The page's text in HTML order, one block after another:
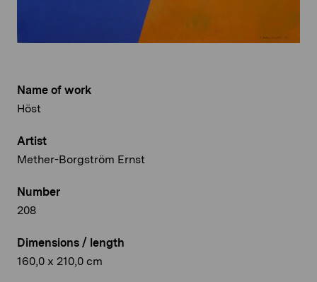
Name of work
Höst
Artist
Mether-Borgström Ernst
Number
208
Dimensions / length
160,0 x 210,0 cm